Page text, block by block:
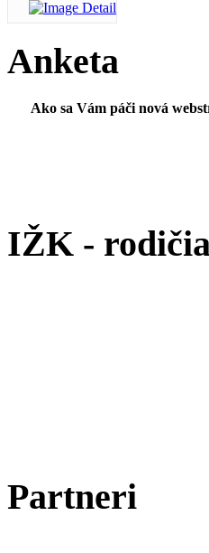
Anketa
Ako sa Vám páči nová
IŽK -
Partneri